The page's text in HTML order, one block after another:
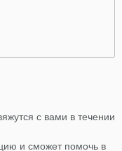
с вами в течении
и сможет помочь в